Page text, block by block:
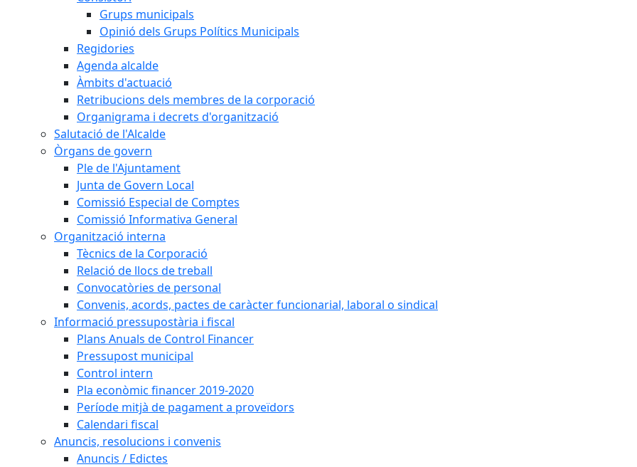
Grups municipals
Opinió dels Grups Polítics Municipals
Regidories
Agenda alcalde
Àmbits d'actuació
Retribucions dels membres de la corporació
Organigrama i decrets d'organització
Salutació de l'Alcalde
Òrgans de govern
Ple de l'Ajuntament
Junta de Govern Local
Comissió Especial de Comptes
Comissió Informativa General
Organització interna
Tècnics de la Corporació
Relació de llocs de treball
Convocatòries de personal
Convenis, acords, pactes de caràcter funcionarial, laboral o sindical
Informació pressupostària i fiscal
Plans Anuals de Control Financer
Pressupost municipal
Control intern
Pla econòmic financer 2019-2020
Període mitjà de pagament a proveïdors
Calendari fiscal
Anuncis, resolucions i convenis
Anuncis / Edictes